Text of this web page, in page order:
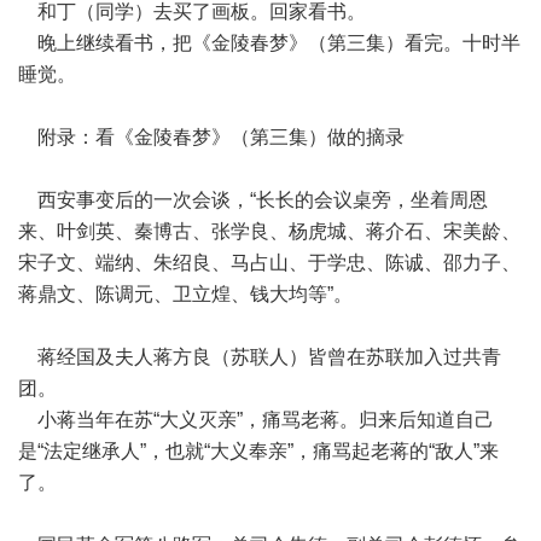
和丁（同学）去买了画板。回家看书。
晚上继续看书，把《金陵春梦》（第三集）看完。十时半
睡觉。
附录：看《金陵春梦》（第三集）做的摘录
西安事变后的一次会谈，“长长的会议桌旁，坐着周恩
来、叶剑英、秦博古、张学良、杨虎城、蒋介石、宋美龄、
宋子文、端纳、朱绍良、马占山、于学忠、陈诚、邵力子、
蒋鼎文、陈调元、卫立煌、钱大均等”。
蒋经国及夫人蒋方良（苏联人）皆曾在苏联加入过共青
团。
小蒋当年在苏“大义灭亲”，痛骂老蒋。归来后知道自己
是“法定继承人”，也就“大义奉亲”，痛骂起老蒋的“敌人”来
了。